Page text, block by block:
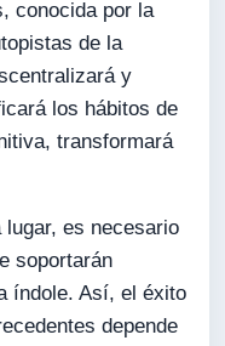
conocida por la
de la
y
los hábitos de
transformará
lugar, es necesario
soportarán
índole. Así, el éxito
depende